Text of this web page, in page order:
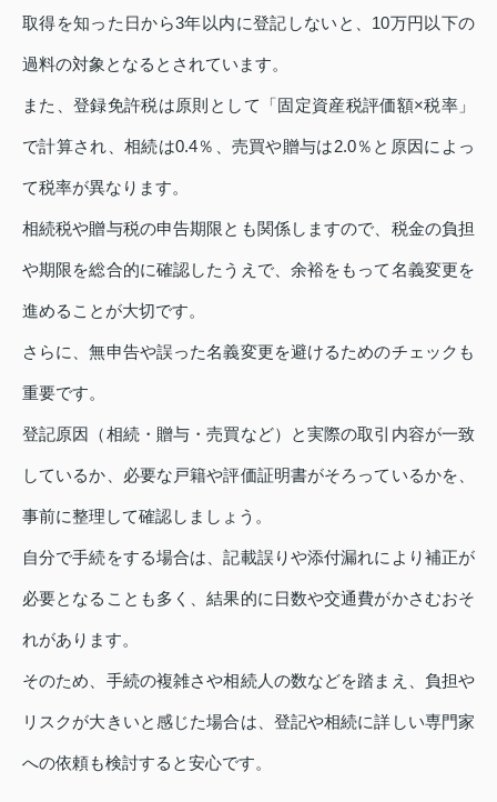
取得を知った日から3年以内に登記しないと、10万円以下の
過料の対象となるとされています。
また、登録免許税は原則として「固定資産税評価額×税率」
で計算され、相続は0.4％、売買や贈与は2.0％と原因によっ
て税率が異なります。
相続税や贈与税の申告期限とも関係しますので、税金の負担
や期限を総合的に確認したうえで、余裕をもって名義変更を
進めることが大切です。
さらに、無申告や誤った名義変更を避けるためのチェックも
重要です。
登記原因（相続・贈与・売買など）と実際の取引内容が一致
しているか、必要な戸籍や評価証明書がそろっているかを、
事前に整理して確認しましょう。
自分で手続をする場合は、記載誤りや添付漏れにより補正が
必要となることも多く、結果的に日数や交通費がかさむおそ
れがあります。
そのため、手続の複雑さや相続人の数などを踏まえ、負担や
リスクが大きいと感じた場合は、登記や相続に詳しい専門家
への依頼も検討すると安心です。